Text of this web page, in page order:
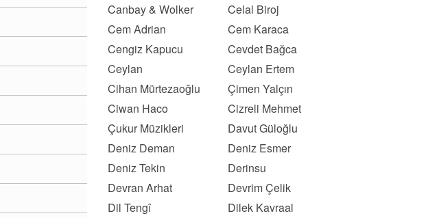
Canbay & Wolker
Celal Biroj
Cem Adrian
Cem Karaca
Cengiz Kapucu
Cevdet Bağca
Ceylan
Ceylan Ertem
Cihan Mürtezaoğlu
Çimen Yalçın
Ciwan Haco
Cizreli Mehmet
Çukur Müzikleri
Davut Güloğlu
Deniz Deman
Deniz Esmer
Deniz Tekin
Derinsu
Devran Arhat
Devrim Çelik
Dil Tengî
Dilek Kavraal